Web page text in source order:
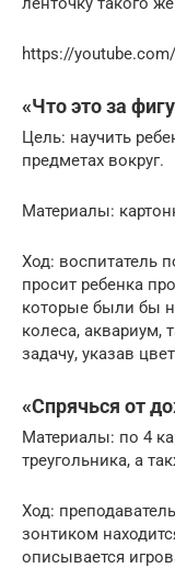
https://
«Что это за
Цель: научить
предметах вокруг.
Материалы:
Ход: воспитатель
просит ребенка
которые были бы
колеса,
задачу, указав
«Спрячься от
Материалы: по 4
треугольника, а
Ход:
зонтиком
описывается